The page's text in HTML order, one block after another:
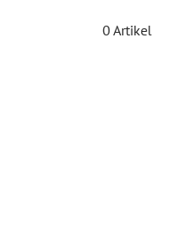
0 Artikel